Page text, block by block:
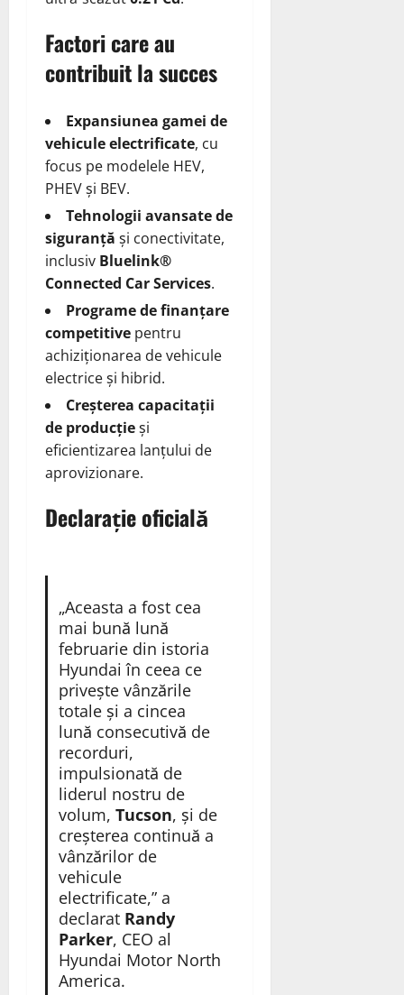
Factori care au
contribuit la succes
Expansiunea gamei de
vehicule electrificate, cu
focus pe modelele HEV,
PHEV și BEV.
Tehnologii avansate de
siguranță și conectivitate,
inclusiv Bluelink®
Connected Car Services.
Programe de finanțare
competitive pentru
achiziționarea de vehicule
electrice și hibrid.
Creșterea capacitații
de producțieși
eficientizarea lanțului de
aprovizionare.
Declarație oficială
„Aceasta a fost cea
mai bună lună
februarie din istoria
Hyundai în ceea ce
privește vânzările
totale și a cincea
lună consecutivă de
recorduri,
impulsionată de
liderul nostru de
volum, Tucson, și de
creșterea continuă a
vânzărilor de
vehicule
electrificate,” a
declarat Randy
Parker, CEO al
Hyundai Motor North
America.